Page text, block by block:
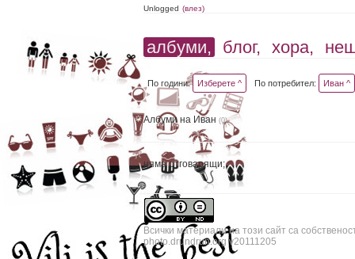
Unlogged (влез)
албуми, блог, хора,
По години: Изберете ^ По потребител: Иван ^
Албуми на Иван(0)
няма отговарящи;
Всички материали на този сайт са
photo.drundrun.org v20111205